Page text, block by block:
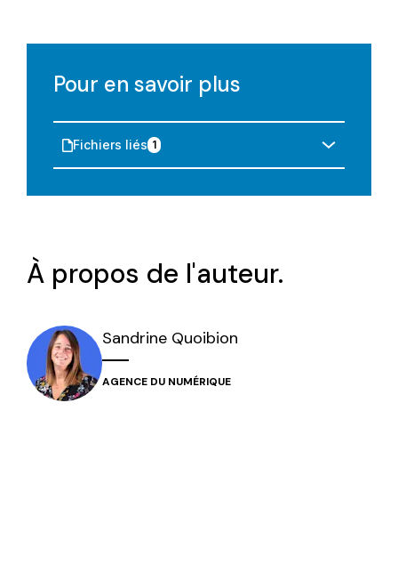
Pour en savoir plus
Fichiers liés 1
À propos de l'auteur.
Sandrine Quoibion
AGENCE DU NUMÉRIQUE